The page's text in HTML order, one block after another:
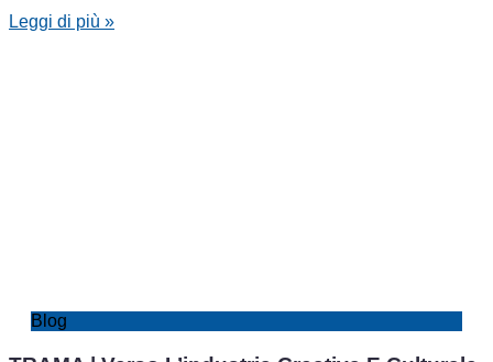
Leggi di più »
Blog